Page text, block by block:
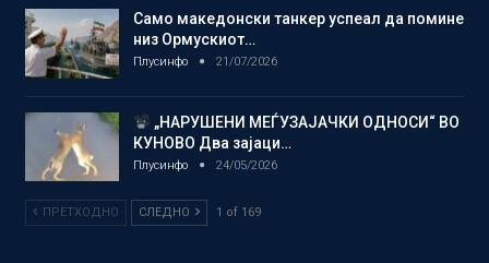
Само македонски танкер успеал да помине
низ Ормускиот…
Плусинфо 21/07/2026
„НАРУШЕНИ МЕЃУЗАЈАЧКИ ОДНОСИ“ ВО
КУНОВО Два зајаци…
Плусинфо 24/05/2026
ПРЕТХОДНО СЛЕДНО 1 of 169